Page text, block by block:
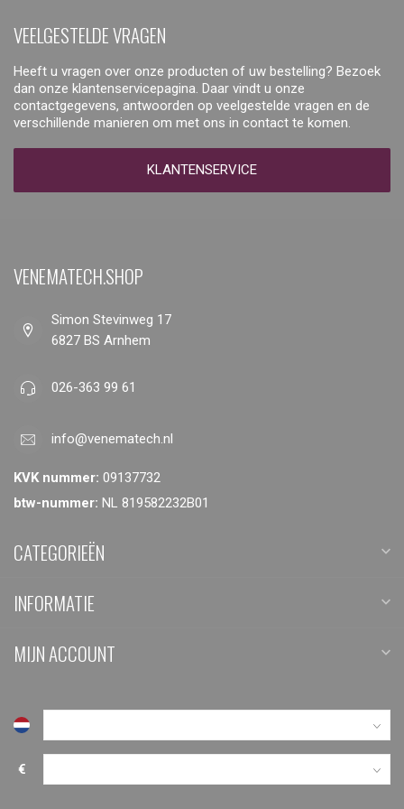
VEELGESTELDE VRAGEN
Heeft u vragen over onze producten of uw bestelling? Bezoek
dan onze klantenservicepagina. Daar vindt u onze
contactgegevens, antwoorden op veelgestelde vragen en de
verschillende manieren om met ons in contact te komen.
KLANTENSERVICE
VENEMATECH.SHOP
Simon Stevinweg 17
6827 BS Arnhem
026-363 99 61
info@venematech.nl
KVK nummer: 09137732
btw-nummer: NL 819582232B01
CATEGORIEËN
INFORMATIE
MIJN ACCOUNT
€